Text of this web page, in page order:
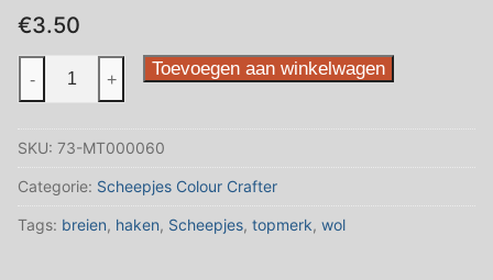
€3.50
Scheepjes
Colour
Kleurcode
1712
(
- + Toevoegen aan winkelwagen
SKU: 73-MT000060
Categorie: Scheepjes Colour Crafter
Tags: breien, haken, Scheepjes, topmerk, wol